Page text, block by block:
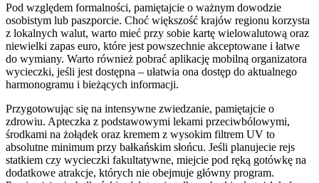
Pod względem formalności, pamiętajcie o ważnym dowodzie
osobistym lub paszporcie. Choć większość krajów regionu korzysta
z lokalnych walut, warto mieć przy sobie kartę wielowalutową oraz
niewielki zapas euro, które jest powszechnie akceptowane i łatwe
do wymiany. Warto również pobrać aplikację mobilną organizatora
wycieczki, jeśli jest dostępna – ułatwia ona dostęp do aktualnego
harmonogramu i bieżących informacji.
Przygotowując się na intensywne zwiedzanie, pamiętajcie o
zdrowiu. Apteczka z podstawowymi lekami przeciwbólowymi,
środkami na żołądek oraz kremem z wysokim filtrem UV to
absolutne minimum przy bałkańskim słońcu. Jeśli planujecie rejs
statkiem czy wycieczki fakultatywne, miejcie pod ręką gotówkę na
dodatkowe atrakcje, których nie obejmuje główny program.